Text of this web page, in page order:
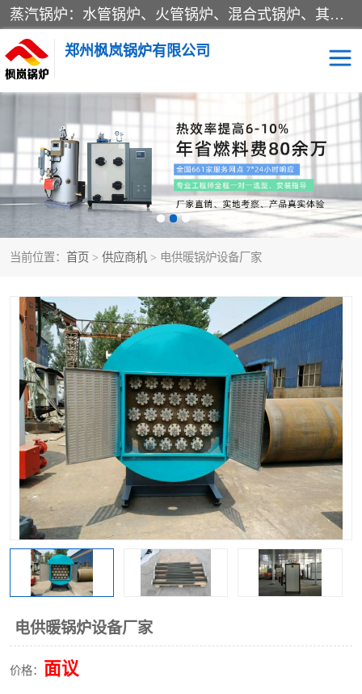
蒸汽锅炉：水管锅炉、火管锅炉、混合式锅炉、其他蒸汽锅炉； 热水锅炉：家用型集中供暖用热水锅炉、其他热水锅炉； 有机热载体锅炉； 船用蒸汽锅炉； （锅炉用辅助设备及装置）蒸汽冷凝器：表面冷凝器、混合式冷凝器、空冷式冷凝器、其他蒸汽冷凝器； 锅炉用辅助设备：节热器、蒸汽收集器、蓄能器、烟垢清除器、气体回收器、泥渣刮除器、空气预热器、其他锅炉用辅助设备；
郑州枫岚锅炉有限公司
当前位置： 首页 > 供应商机 > 电供暖锅炉设备厂家
电供暖锅炉设备厂家
价格： 面议